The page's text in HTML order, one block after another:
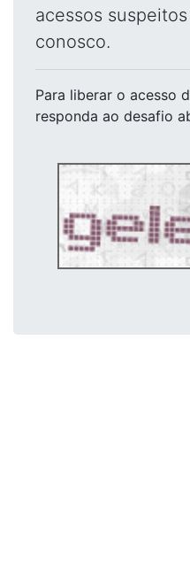
acessos
conosco.
Para liberar o acesso
responda ao desafio